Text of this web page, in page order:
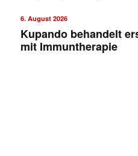
6. August 2026
Kupando behandelt
mit Immuntherapie